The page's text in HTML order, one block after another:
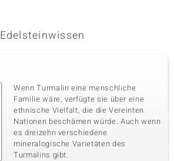
Edelsteinwissen
Wenn Turmalin eine menschliche
Familie wäre, verfügte sie über eine
ethnische Vielfalt, die die Vereinten
Nationen beschämen würde. Auch wenn
es dreizehn verschiedene
mineralogische Varietäten des
Turmalins gibt.